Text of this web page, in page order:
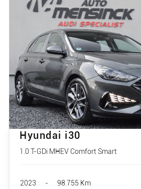
Hyundai i30
1.0 T-GDi MHEV Comfort Smart
2023 - 98.755 Km